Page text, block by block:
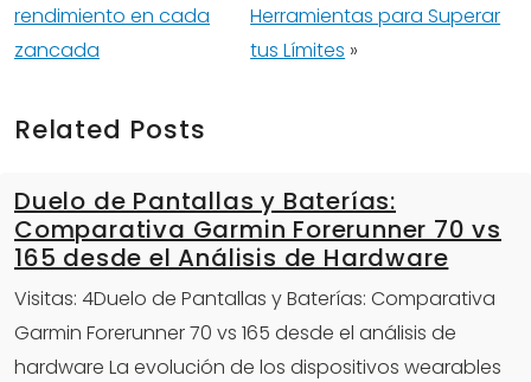
rendimiento en cada
zancada
Herramientas para Superar
tus Límites »
Related Posts
Duelo de Pantallas y Baterías:
Comparativa Garmin Forerunner 70 vs
165 desde el Análisis de Hardware
Visitas: 4Duelo de Pantallas y Baterías: Comparativa
Garmin Forerunner 70 vs 165 desde el análisis de
hardware La evolución de los dispositivos wearables